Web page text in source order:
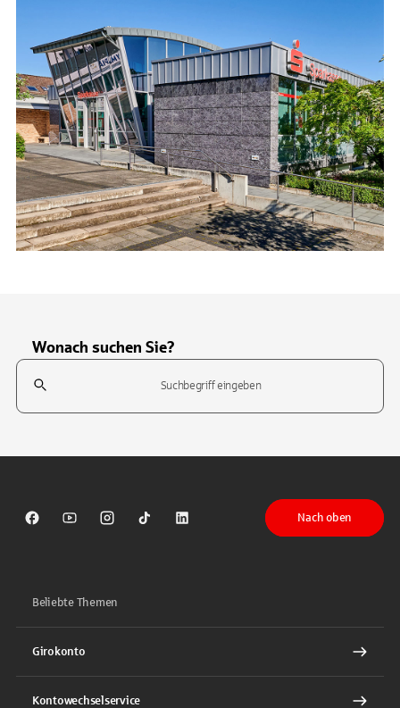
Wonach suchen Sie?
Suchfeld
Sparkasse auf Facebook
Sparkasse auf Youtube
Sparkasse auf Instagram
Sparkasse auf TikTok
Sparkasse auf LinkedIn
Nach oben
Beliebte Themen
Girokonto
Kontowechselservice